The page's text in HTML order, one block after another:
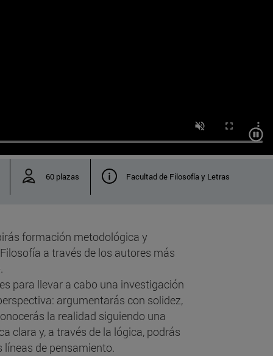
60 plazas Facultad de Filosofía y Letras
formación metodológica y
a través de los autores más
para llevar a cabo una investigación
argumentarás con solidez,
la realidad siguiendo una
clara y, a través de la lógica, podrás
de pensamiento.